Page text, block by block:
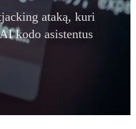
ataką, kuri
kodo asistentus